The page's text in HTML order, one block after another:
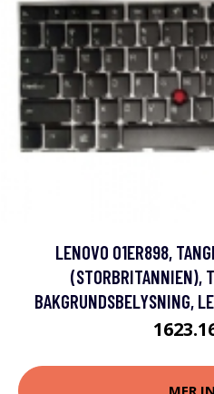
LENOVO 01ER898,
(STORBRITANNIEN),
BAKGRUNDSBELYSNING,
MER